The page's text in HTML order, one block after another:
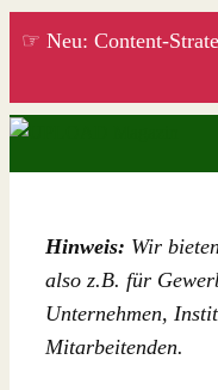
Zum
☞ Neu: Content-
Hinweis: Wir
also z.B. für
Unternehmen,
Mitarbeitenden.